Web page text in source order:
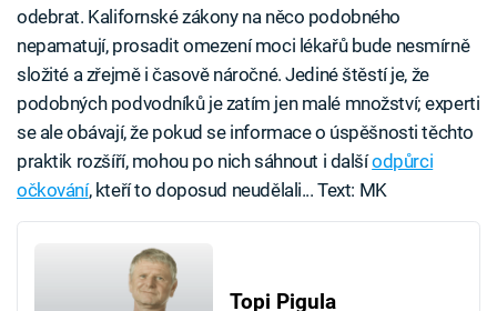
odebrat. Kalifornské zákony na něco podobného
nepamatují, prosadit omezení moci lékařů bude nesmírně
složité a zřejmě i časově náročné. Jediné štěstí je, že
podobných podvodníků je zatím jen malé množství; experti
se ale obávají, že pokud se informace o úspěšnosti těchto
praktik rozšíří, mohou po nich sáhnout i dalšíodpůrci
očkování, kteří to doposud neudělali... Text: MK
Topi Pigula